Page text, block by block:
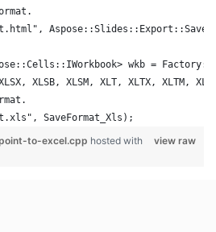
wkb =
XLSB, XLSM, XLT, XLTX, XLTM,
SaveFormat_Xls);
view raw
to-excel.cpp hosted with